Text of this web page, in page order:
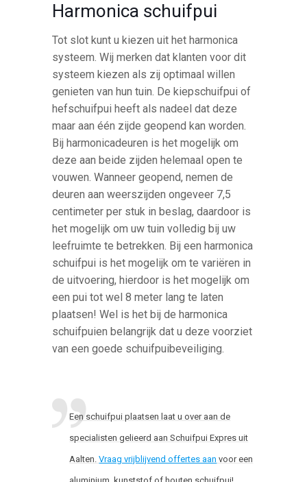
Harmonica schuifpui
Tot slot kunt u kiezen uit het harmonica
systeem. Wij merken dat klanten voor dit
systeem kiezen als zij optimaal willen
genieten van hun tuin. De kiepschuifpui of
hefschuifpui heeft als nadeel dat deze
maar aan één zijde geopend kan worden.
Bij harmonicadeuren is het mogelijk om
deze aan beide zijden helemaal open te
vouwen. Wanneer geopend, nemen de
deuren aan weerszijden ongeveer 7,5
centimeter per stuk in beslag, daardoor is
het mogelijk om uw tuin volledig bij uw
leefruimte te betrekken. Bij een harmonica
schuifpui is het mogelijk om te variëren in
de uitvoering, hierdoor is het mogelijk om
een pui tot wel 8 meter lang te laten
plaatsen! Wel is het bij de harmonica
schuifpuien belangrijk dat u deze voorziet
van een goede schuifpuibeveiliging.
Een schuifpui plaatsen laat u over aan de
specialisten gelieerd aan Schuifpui Expres uit
Aalten.Vraag vrijblijvend offertes aan voor een